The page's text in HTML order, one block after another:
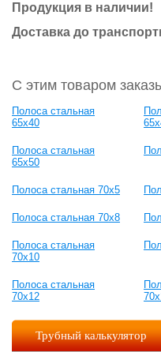
Продукция в наличии!
Доставка до
С этим товаром
Полоса стальная
65x40
Полоса стальная
65x50
Полоса стальная 70x5
Полоса стальная 70x8
Полоса стальная
70x10
Полоса стальная
70x12
Трубный калькулятор